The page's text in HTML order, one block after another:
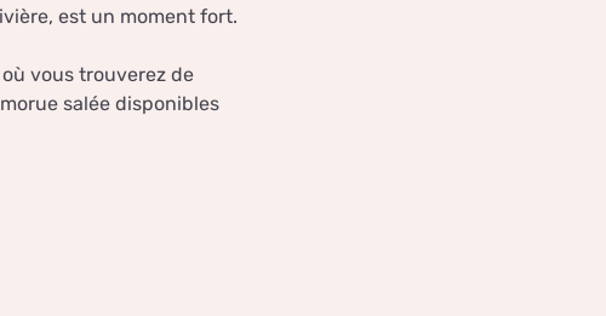
est un moment fort.
vous trouverez de
salée disponibles